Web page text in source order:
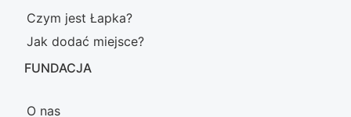
Czym jest Łapka?
Jak dodać miejsce?
FUNDACJA
O nas